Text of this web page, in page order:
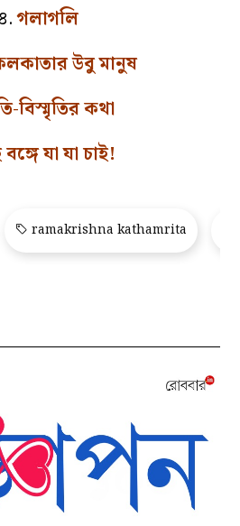
গলাগলি
উবু মানুষ
বিস্মৃতির কথা
যা যা চাই!
ramakrishna kathamrita